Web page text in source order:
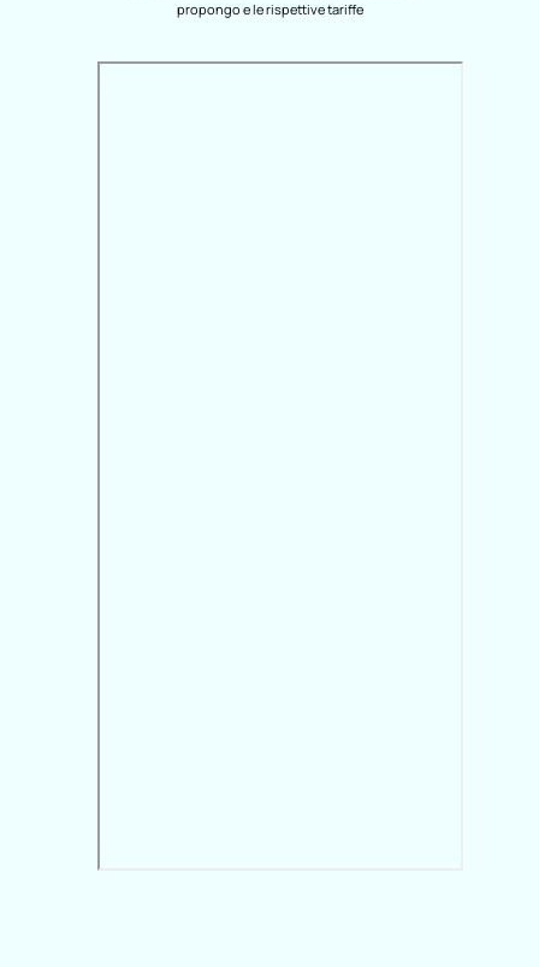
propongo e le rispettive tariffe